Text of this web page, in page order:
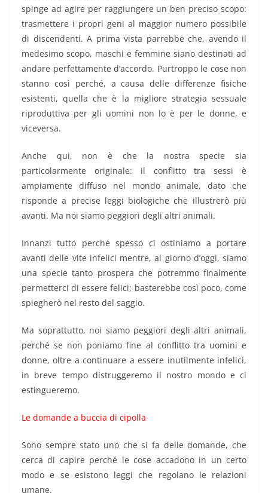
spinge ad agire per raggiungere un ben preciso scopo:
trasmettere i propri geni al maggior numero possibile
di discendenti. A prima vista parrebbe che, avendo il
medesimo scopo, maschi e femmine siano destinati ad
andare perfettamente d’accordo. Purtroppo le cose non
stanno così perché, a causa delle differenze fisiche
esistenti, quella che è la migliore strategia sessuale
riproduttiva per gli uomini non lo è per le donne, e
viceversa.
Anche qui, non è che la nostra specie sia
particolarmente originale: il conflitto tra sessi è
ampiamente diffuso nel mondo animale, dato che
risponde a precise leggi biologiche che illustrerò più
avanti. Ma noi siamo peggiori degli altri animali.
Innanzi tutto perché spesso ci ostiniamo a portare
avanti delle vite infelici mentre, al giorno d’oggi, siamo
una specie tanto prospera che potremmo finalmente
permetterci di essere felici; basterebbe così poco, come
spiegherò nel resto del saggio.
Ma soprattutto, noi siamo peggiori degli altri animali,
perché se non poniamo fine al conflitto tra uomini e
donne, oltre a continuare a essere inutilmente infelici,
in breve tempo distruggeremo il nostro mondo e ci
estingueremo.
Le domande a buccia di cipolla
Sono sempre stato uno che si fa delle domande, che
cerca di capire perché le cose accadono in un certo
modo e se esistono leggi che regolano le relazioni
umane.